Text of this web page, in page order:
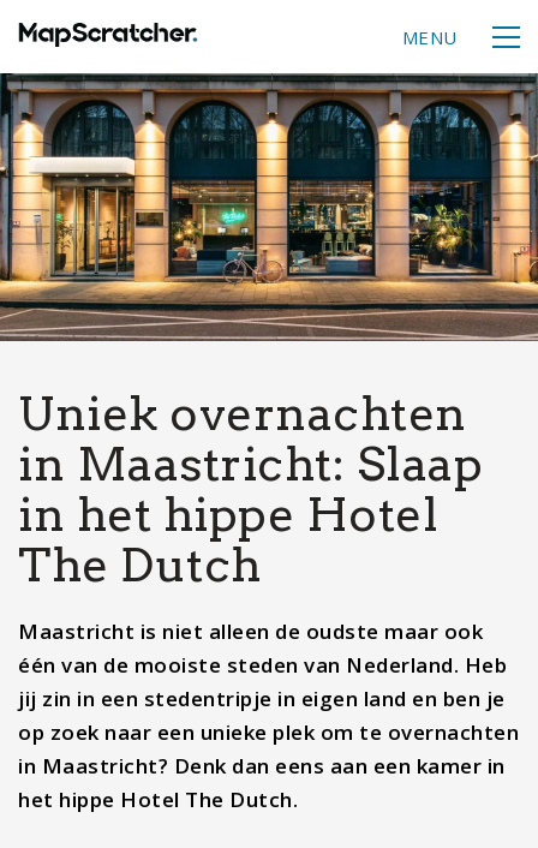
MENU
Uniek overnachten
in Maastricht: Slaap
in het hippe Hotel
The Dutch
Maastricht is niet alleen de oudste maar ook
één van de mooiste steden van Nederland. Heb
jij zin in een stedentripje in eigen land en ben je
op zoek naar een unieke plek om te overnachten
in Maastricht? Denk dan eens aan een kamer in
het hippe Hotel The Dutch.